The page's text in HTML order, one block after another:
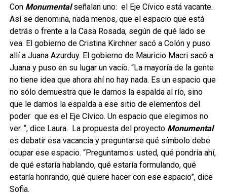
Con Monumentalseñalan uno: el Eje Cívico está vacante.
Así se denomina, nada menos, que el espacio que está
detrás o frente a la Casa Rosada, según de qué lado se
vea. El gobierno de Cristina Kirchner sacó a Colón y puso
allí a Juana Azurduy. El gobierno de Mauricio Macri sacó a
Juana y puso en su lugar un vacío. “La mayoría de la gente
no tiene idea que ahora ahí no hay nada. Es un espacio que
no sólo demuestra que le damos la espalda al río, sino
que le damos la espalda a ese sitio de elementos del
poder que es el Eje Cívico. Un espacio que elegimos no
ver. “, dice Laura. La propuesta del proyecto Monumental
es debatir esa vacancia y preguntarse qué símbolo debe
ocupar ese espacio. “Preguntamos: usted, qué pondría ahí,
de qué estaría hablando, qué estaría formulando, qué
estaría honrando, qué quiere hacer con ese espacio”, dice
Sofia.